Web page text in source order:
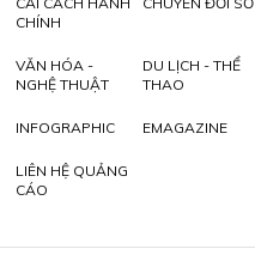
CHÍNH
VĂN HÓA -
NGHỆ THUẬT
DU LỊCH - THỂ
THAO
INFOGRAPHIC EMAGAZINE
LIÊN HỆ QUẢNG
CÁO